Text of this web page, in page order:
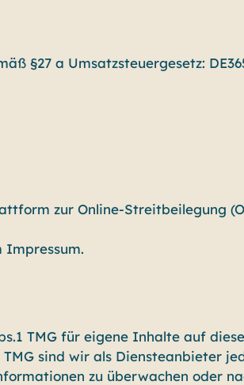
§27 a Umsatzsteuergesetz:
zur Online-Streitbeilegung
Impressum.
TMG für eigene Inhalte auf
sind wir als Diensteanbieter
zu überwachen oder